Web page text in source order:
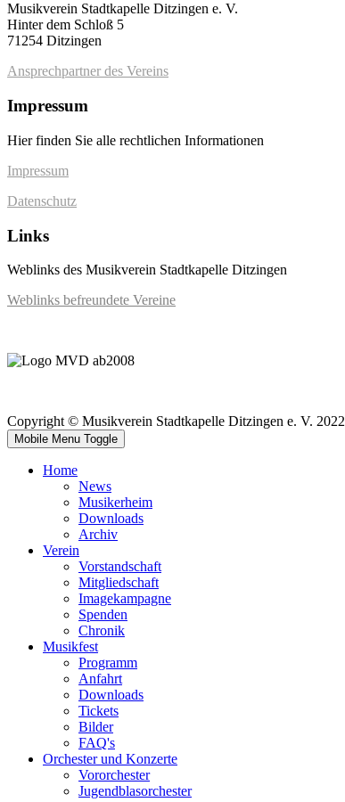
Musikverein Stadtkapelle Ditzingen e. V.
Hinter dem Schloß 5
71254 Ditzingen
Ansprechpartner des Vereins
Impressum
Hier finden Sie alle rechtlichen Informationen
Impressum
Datenschutz
Links
Weblinks des Musikverein Stadtkapelle Ditzingen
Weblinks befreundete Vereine
Copyright © Musikverein Stadtkapelle Ditzingen e. V. 2022
Mobile Menu Toggle
Home
News
Musikerheim
Downloads
Archiv
Verein
Vorstandschaft
Mitgliedschaft
Imagekampagne
Spenden
Chronik
Musikfest
Programm
Anfahrt
Downloads
Tickets
Bilder
FAQ's
Orchester und Konzerte
Vororchester
Jugendblasorchester